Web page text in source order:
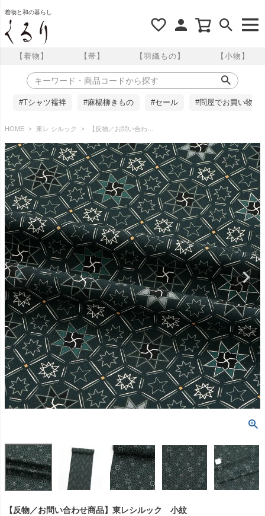
着物と和の暮らし
【着物】 【帯】 【羽織もの】 【小物】
#Tシャツ襦袢 #麻楊柳きもの #セール #問屋でお買い物
HOME 東レ シルック 【反物／お問い合わせ商品】東レシルック 小紋
【反物／お問い合わせ商品】東レシルック 小紋